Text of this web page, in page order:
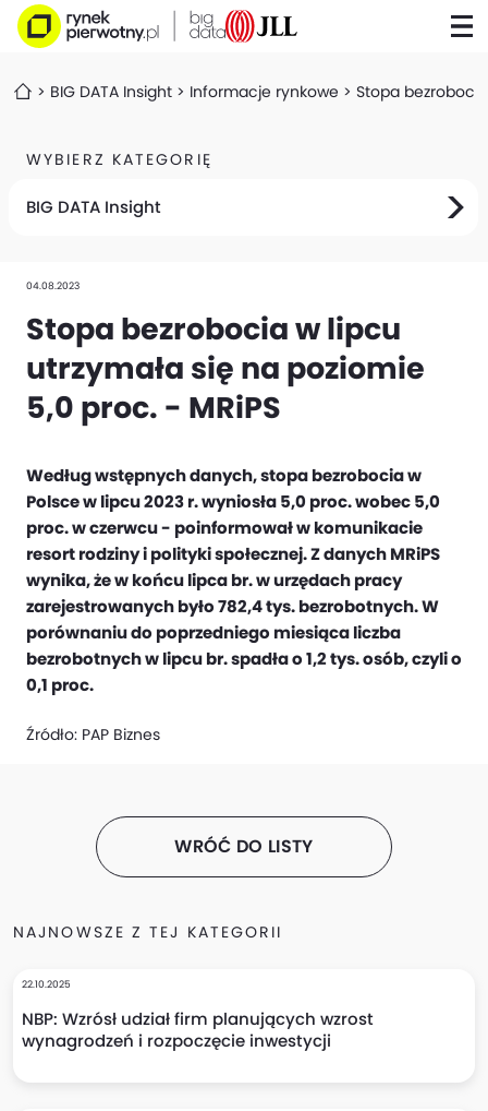
BIG DATA Insight Informacje rynkowe Stopa
WYBIERZ KATEGORIĘ
BIG DATA Insight
04.08.2023
Stopa bezrobocia w lipcu
utrzymała się na poziomie
5,0 proc. - MRiPS
Według wstępnych danych, stopa bezrobocia w
Polsce w lipcu 2023 r. wyniosła 5,0 proc. wobec 5,0
proc. w czerwcu - poinformował w komunikacie
resort rodziny i polityki społecznej. Z danych MRiPS
wynika, że w końcu lipca br. w urzędach pracy
zarejestrowanych było 782,4 tys. bezrobotnych. W
porównaniu do poprzedniego miesiąca liczba
bezrobotnych w lipcu br. spadła o 1,2 tys. osób, czyli o
0,1 proc.
Źródło: PAP Biznes
WRÓĆ DO LISTY
NAJNOWSZE Z TEJ KATEGORII
22.10.2025
NBP: Wzrósł udział firm planujących wzrost
wynagrodzeń i rozpoczęcie inwestycji